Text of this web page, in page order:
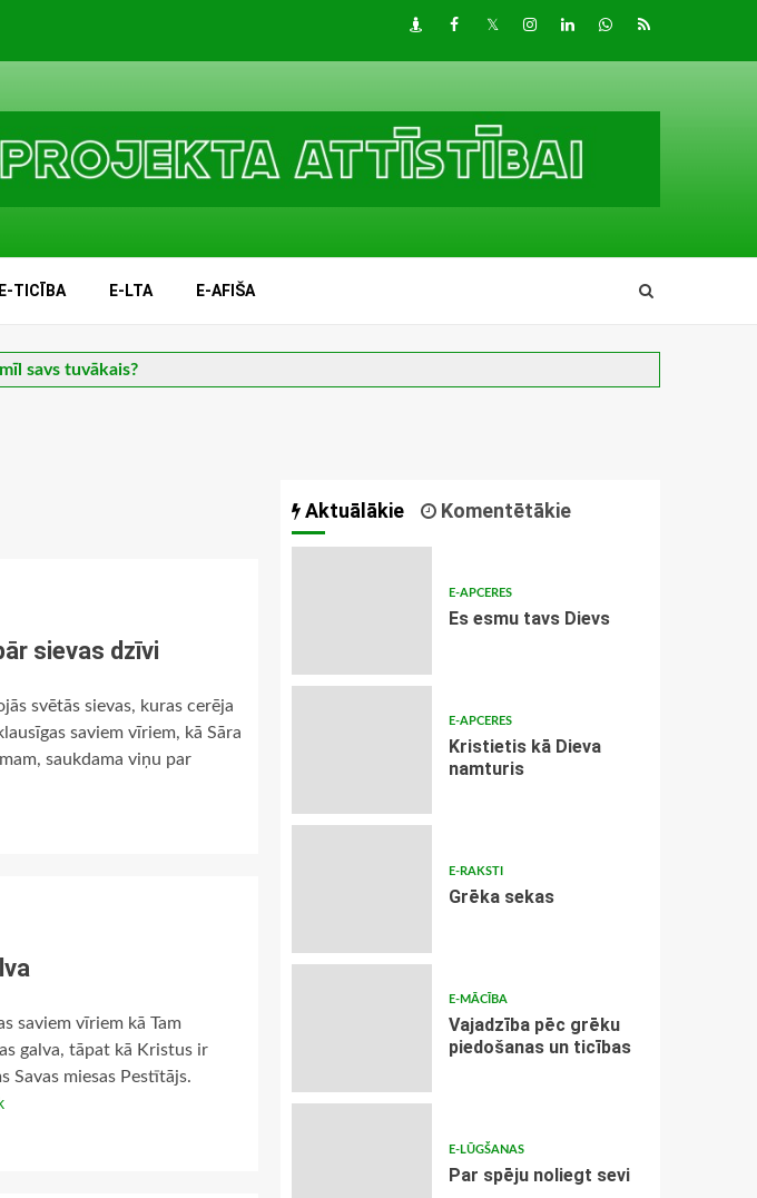
DraugiemFacebook
TwitterInstagram
LinkedInwhatsapp
RSS
E-TICĪBA E-LTA E-AFIŠA
savs tuvākais?
sievas dzīvi
svētās sievas, kuras cerēja
saviem vīriem, kā Sāra
saukdama viņu par
saviem vīriem kā Tam
galva, tāpat kā Kristus ir
Savas miesas Pestītājs.
Aktuālākie Komentētākie
E-APCERES
Es esmu tavs Dievs
E-APCERES
Kristietis kā Dieva
namturis
E-RAKSTI
Grēka sekas
E-MĀCĪBA
Vajadzība pēc grēku
piedošanas un ticības
E-LŪGŠANAS
Par spēju noliegt sevi